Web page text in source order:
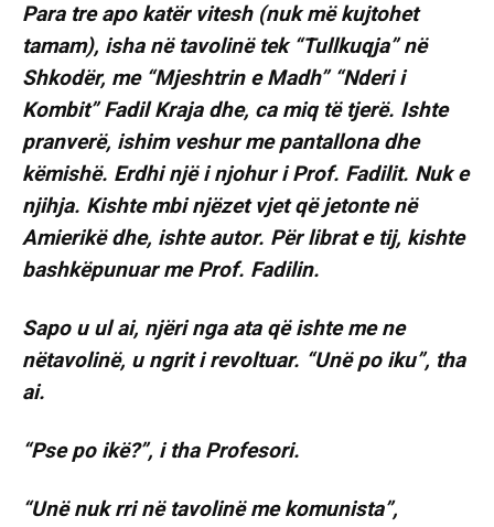
Para tre apo katër vitesh (nuk më kujtohet
tamam), isha në tavolinë tek “Tullkuqja” në
Shkodër, me “Mjeshtrin e Madh” “Nderi i
Kombit” Fadil Kraja dhe, ca miq të tjerë. Ishte
pranverë, ishim veshur me pantallona dhe
këmishë. Erdhi një i njohur i Prof. Fadilit. Nuk e
njihja. Kishte mbi njëzet vjet që jetonte në
Amierikë dhe, ishte autor. Për librat e tij, kishte
bashkëpunuar me Prof. Fadilin.
Sapo u ul ai, njëri nga ata që ishte me ne
nëtavolinë, u ngrit i revoltuar. “Unë po iku”, tha
ai.
“Pse po ikë?”, i tha Profesori.
“Unë nuk rri në tavolinë me komunista”,